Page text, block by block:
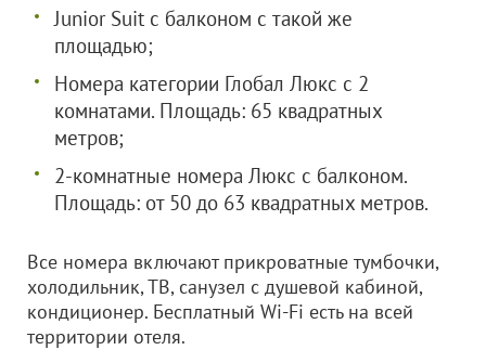
Junior Suit c балконом с такой же
площадью;
Номера категории Глобал Люкс с 2
комнатами. Площадь: 65 квадратных
метров;
2-комнатные номера Люкс с балконом.
Площадь: от 50 до 63 квадратных метров.
Все номера включают прикроватные тумбочки,
холодильник, ТВ, санузел с душевой кабиной,
кондиционер. Бесплатный Wi-Fi есть на всей
территории отеля.